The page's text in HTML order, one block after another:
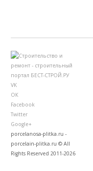
VK
ОК
Facebook
Twitter
Google+
porcelanosa-plitka.ru -
porcelain-plitka.ru © All
Rights Reserved 2011-2026